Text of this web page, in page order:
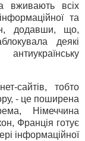
вживають всіх
та
додавши, що,
деякі
сайтів, тобто
- це поширена
Німеччина
Франція готує
інформаційної